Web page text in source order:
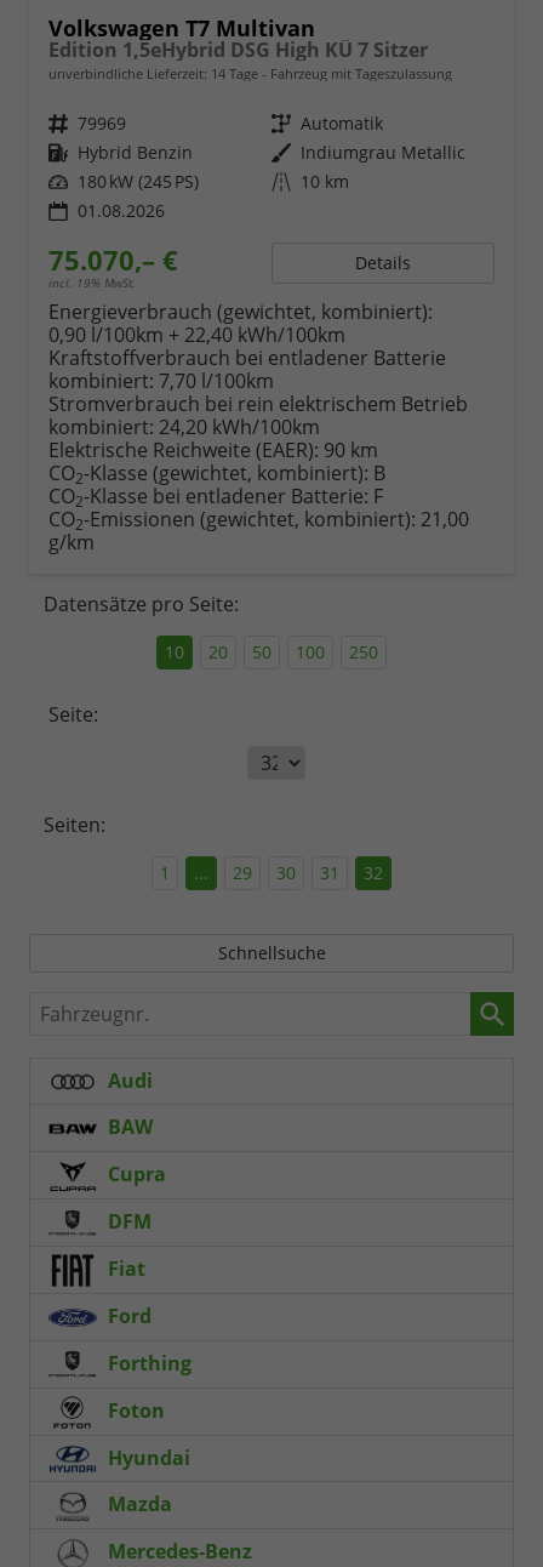
Volkswagen T7 Multivan
Edition 1,5eHybrid DSG High KÜ 7 Sitzer
unverbindliche Lieferzeit: 14 Tage Fahrzeug mit Tageszulassung
Fahrzeugnr. 79969 Getriebe Automatik
Kraftstoff Hybrid Benzin Außenfarbe Indiumgrau Metallic
Leistung 180 kW (245 PS) Kilometerstand 10 km
01.08.2026
75.070,– €
incl. 19% MwSt.
Details
Energieverbrauch (gewichtet, kombiniert):
0,90 l/100km + 22,40 kWh/100km
Kraftstoffverbrauch bei entladener Batterie
kombiniert: 7,70 l/100km
Stromverbrauch bei rein elektrischem Betrieb
kombiniert: 24,20 kWh/100km
Elektrische Reichweite (EAER): 90 km
CO2-Klasse (gewichtet, kombiniert): B
CO2-Klasse bei entladener Batterie: F
CO2-Emissionen (gewichtet, kombiniert): 21,00
g/km
Datensätze pro Seite:
10 20 50 100 250
Seite:
Seiten:
1 ... 29 30 31 32
Schnellsuche
Fahrzeugnr.
Audi
BAW
Cupra
DFM
Fiat
Ford
Forthing
Foton
Hyundai
Mazda
Mercedes-Benz